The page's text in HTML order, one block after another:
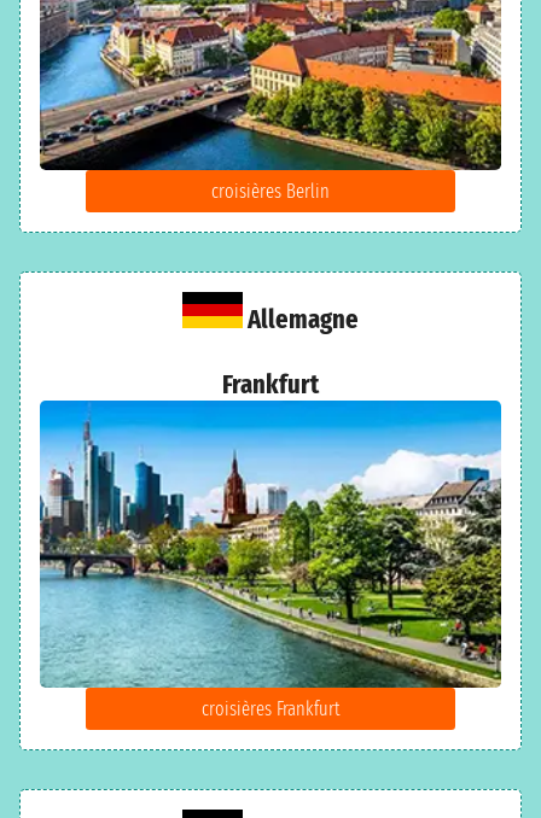
croisières Berlin
Allemagne
Frankfurt
croisières Frankfurt